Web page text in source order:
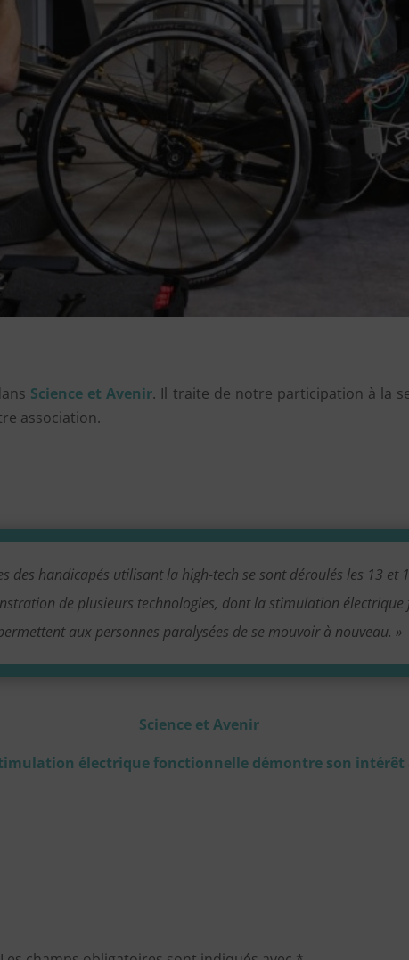
Science et Avenir. Il traite de notre participation à la
association.
des handicapés utilisant la high-tech se sont déroulés les 13 et
de plusieurs technologies, dont la stimulation
aux personnes paralysées de se mouvoir à nouveau. »
Science et Avenir
électrique fonctionnelle démontre son intérêt